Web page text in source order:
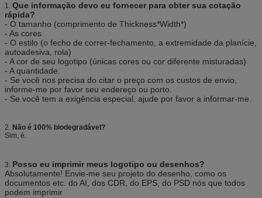
expedição ou do L/C, D/P.
Amostra
Boa vinda para contactar-me para obter esta
Entrega Envio em 30 dias após seu pagamento
1. Que informação devo eu fornecer para obter sua cotação
rápida?
- O tamanho (comprimento de Thickness*Width*)
- As cores
- O estilo (o fecho de correr-fechamento, a extremidade da planície,
autoadesiva, rola)
- A cor de seu logotipo (únicas cores ou cor diferente misturadas)
- A quantidade.
- Se você nos precisa do citar o preço com os custos de envio,
informe-me por favor seu endereço ou porto.
- Se você tem a exigência especial, ajude por favor a informar-me.
2. Não é 100% biodegradável?
Sim, é.
3. Posso eu imprimir meus logotipo ou desenhos?
Absolutamente! Envie-me seu projeto do desenho, como os
documentos etc. do AI, dos CDR, do EPS, do PSD nós que todos
podem imprimir